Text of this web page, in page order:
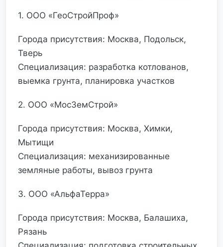
1. ООО «ГеоСтройПроф»
Города присутствия: Москва, Подольск,
Тверь
Специализация: разработка котлованов,
выемка грунта, планировка участков
2. ООО «МосЗемСтрой»
Города присутствия: Москва, Химки,
Мытищи
Специализация: механизированные
земляные работы, вывоз грунта
3. ООО «АльфаТерра»
Города присутствия: Москва, Балашиха,
Рязань